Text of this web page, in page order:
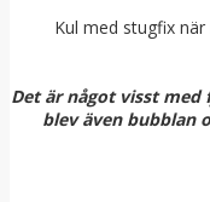
Kul med stugfix
Det är något visst med
blev även bubblan